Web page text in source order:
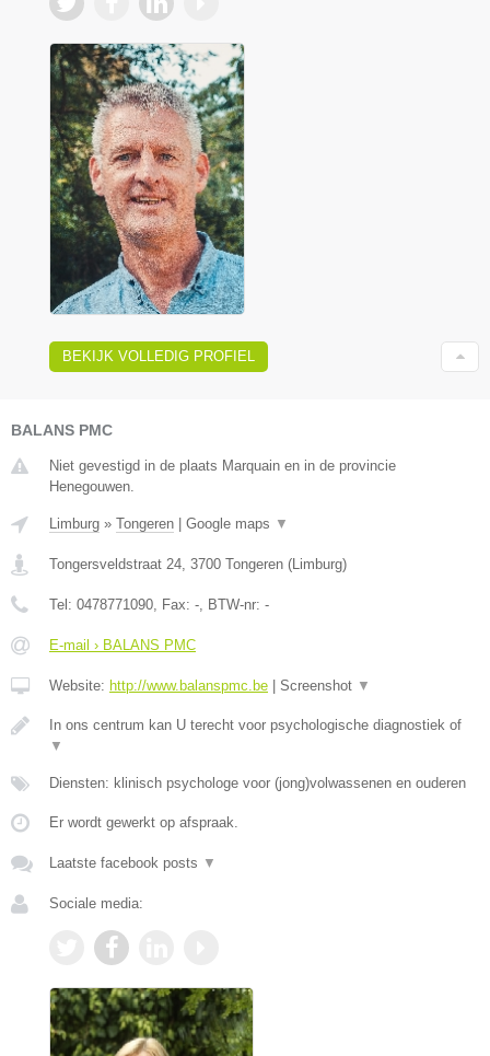
BEKIJK VOLLEDIG PROFIEL
BALANS PMC
Niet gevestigd in de plaats Marquain en in de provincie
Henegouwen.
Limburg » Tongeren Google maps ▼
Tongersveldstraat 24, 3700 Tongeren (Limburg)
Tel: 0478771090, Fax: -, BTW-nr: -
E-mail › BALANS PMC
Website: http://www.balanspmc.be Screenshot ▼
In ons centrum kan U terecht voor psychologische diagnostiek of
▼
Diensten: klinisch psychologe voor (jong)volwassenen en ouderen
Er wordt gewerkt op afspraak.
Laatste facebook posts ▼
Sociale media: